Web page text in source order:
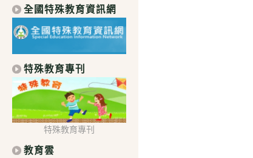
全國特殊教育資訊網
特殊教育專刊
特殊教育專刊
教育雲